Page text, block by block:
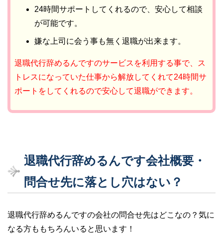
24時間サポートしてくれるので、安心して相談
が可能です。
嫌な上司に会う事も無く退職が出来ます。
退職代行辞めるんですのサービスを利用する事で、ス
トレスになっていた仕事から解放してくれて24時間サ
ポートをしてくれるので安心して退職ができます。
退職代行辞めるんです会社概要・
問合せ先に落とし穴はない？
退職代行辞めるんですの会社の問合せ先はどこなの？気に
なる方ももちろんいると思います！